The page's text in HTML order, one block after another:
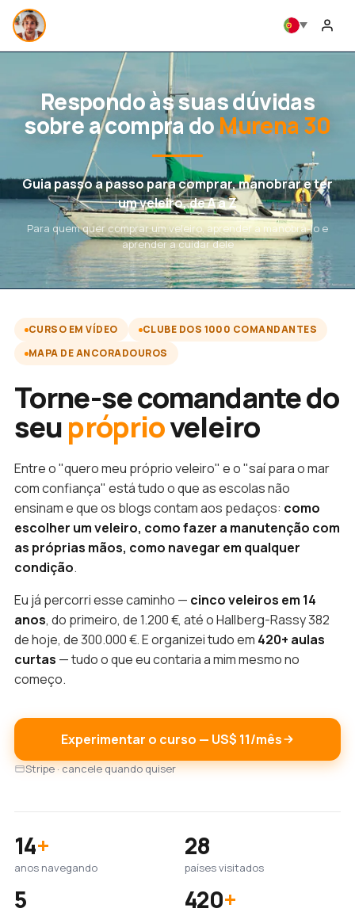
Respondo às suas dúvidas
sobre a compra doMurena 30
Guia passo a passo para comprar, manobrar e ter
um veleiro, de A a Z
Para quem quer comprar um veleiro, aprender a manobrá-lo e
aprender a cuidar dele
CURSO EM VÍDEO
CLUBE DOS 1000 COMANDANTES
MAPA DE ANCORADOUROS
Torne-se comandante do
seupróprioveleiro
Entre o "quero meu próprio veleiro" e o "saí para o mar
com confiança" está tudo o que as escolas não
ensinam e que os blogs contam aos pedaços: como
escolher um veleiro, como fazer a manutenção com
as próprias mãos, como navegar em qualquer
condição.
Eu já percorri esse caminho — cinco veleiros em 14
anos, do primeiro, de 1.200 €, até o Hallberg-Rassy 382
de hoje, de 300.000 €. E organizei tudo em 420+ aulas
curtas — tudo o que eu contaria a mim mesmo no
começo.
Experimentar o curso — US$ 11/mês
Stripe · cancele quando quiser
14+
anos navegando
28
países visitados
5 420+